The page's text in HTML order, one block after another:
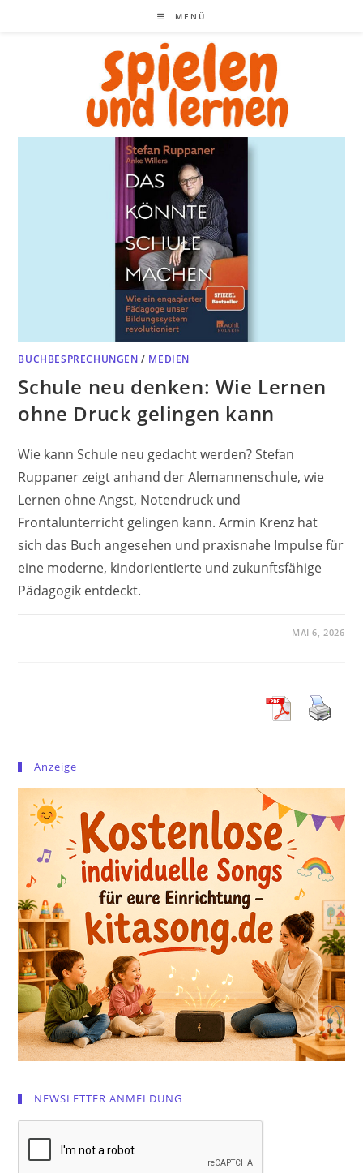
MENÜ
BUCHBESPRECHUNGEN / MEDIEN
Schule neu denken: Wie Lernen
ohne Druck gelingen kann
Wie kann Schule neu gedacht werden? Stefan
Ruppaner zeigt anhand der Alemannenschule, wie
Lernen ohne Angst, Notendruck und
Frontalunterricht gelingen kann. Armin Krenz hat
sich das Buch angesehen und praxisnahe Impulse für
eine moderne, kindorientierte und zukunftsfähige
Pädagogik entdeckt.
MAI 6, 2026
Anzeige
NEWSLETTER ANMELDUNG